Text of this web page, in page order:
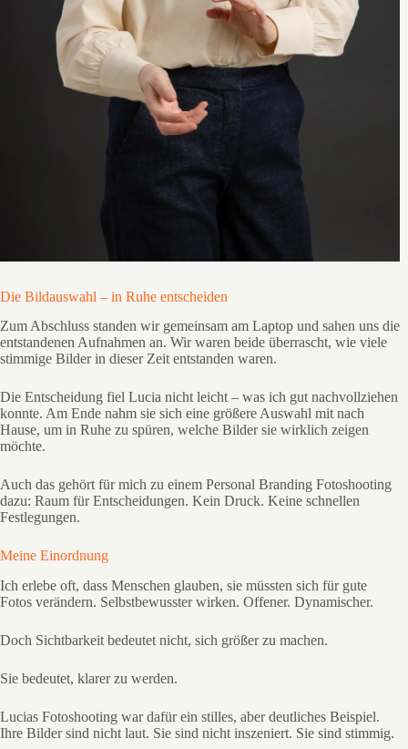
Die Bildauswahl – in Ruhe entscheiden
Zum Abschluss standen wir gemeinsam am Laptop und sahen uns die
entstandenen Aufnahmen an. Wir waren beide überrascht, wie viele
stimmige Bilder in dieser Zeit entstanden waren.
Die Entscheidung fiel Lucia nicht leicht – was ich gut nachvollziehen
konnte. Am Ende nahm sie sich eine größere Auswahl mit nach
Hause, um in Ruhe zu spüren, welche Bilder sie wirklich zeigen
möchte.
Auch das gehört für mich zu einem Personal Branding Fotoshooting
dazu: Raum für Entscheidungen. Kein Druck. Keine schnellen
Festlegungen.
Meine Einordnung
Ich erlebe oft, dass Menschen glauben, sie müssten sich für gute
Fotos verändern. Selbstbewusster wirken. Offener. Dynamischer.
Doch Sichtbarkeit bedeutet nicht, sich größer zu machen.
Sie bedeutet, klarer zu werden.
Lucias Fotoshooting war dafür ein stilles, aber deutliches Beispiel.
Ihre Bilder sind nicht laut. Sie sind nicht inszeniert. Sie sind stimmig.